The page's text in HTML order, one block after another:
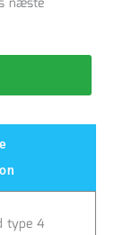
type 4